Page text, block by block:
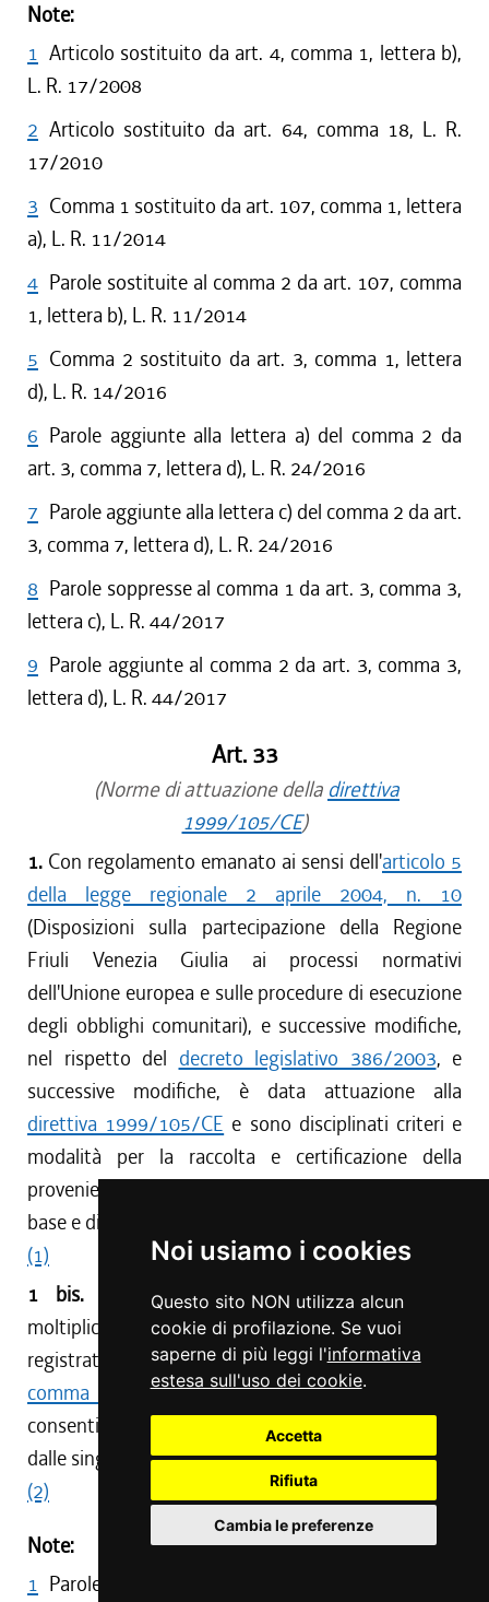
Noi usiamo i cookies
Questo sito NON utilizza alcun
cookie di profilazione. Se vuoi
saperne di più leggi l'informativa
estesa sull'uso dei cookie.
Accetta
Rifiuta
Cambia le preferenze
Note:
1 Articolo sostituito da art. 4, comma 1, lettera b),
L. R. 17/2008
2 Articolo sostituito da art. 64, comma 18, L. R.
17/2010
3 Comma 1 sostituito da art. 107, comma 1, lettera
a), L. R. 11/2014
4 Parole sostituite al comma 2 da art. 107, comma
1, lettera b), L. R. 11/2014
5 Comma 2 sostituito da art. 3, comma 1, lettera
d), L. R. 14/2016
6 Parole aggiunte alla lettera a) del comma 2 da
art. 3, comma 7, lettera d), L. R. 24/2016
7 Parole aggiunte alla lettera c) del comma 2 da art.
3, comma 7, lettera d), L. R. 24/2016
8 Parole soppresse al comma 1 da art. 3, comma 3,
lettera c), L. R. 44/2017
9 Parole aggiunte al comma 2 da art. 3, comma 3,
lettera d), L. R. 44/2017
Art. 33
(Norme di attuazione della direttiva
1999/105/CE)
1. Con regolamento emanato ai sensi dell'articolo 5
della legge regionale 2 aprile 2004, n. 10
(Disposizioni sulla partecipazione della Regione
Friuli Venezia Giulia ai processi normativi
dell'Unione europea e sulle procedure di esecuzione
degli obblighi comunitari), e successive modifiche,
nel rispetto del decreto legislativo 386/2003, e
successive modifiche, è data attuazione alla
direttiva 1999/105/CE e sono disciplinati criteri e
modalità per la raccolta e certificazione della
provenienza e della qualità del materiale forestale di
base e di moltiplicazione.
(1)
1 bis.
La raccolta di materiale forestale di
moltiplicazione è effettuata solamente da ditte
registrate quali fornitori ai sensi dell'articolo 4,
comma 2, del decreto legislativo 386/2003
consentita solamente nei popolamenti vegetali e
dalle singole piante di cui all'articolo 30, comma 2.
(2)
Note:
1 Parole soppresse al comma 1 da art. 108, comma